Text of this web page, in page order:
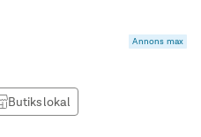
Annons max
Butikslokal